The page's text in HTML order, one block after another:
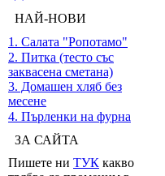
НАЙ-НОВИ
1. Салата "Ропотамо"
2. Питка (тесто със
заквасена сметана)
3. Домашен хляб без
месене
4. Пърленки на фурна
ЗА САЙТА
Пишете ни ТУК какво